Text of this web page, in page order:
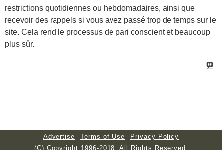
restrictions quotidiennes ou hebdomadaires, ainsi que
recevoir des rappels si vous avez passé trop de temps sur le
site. Cela rend le processus de pari conscient et beaucoup
plus sûr.
Advertise Terms of Use
Privacy Policy
(C) Copyright 1996-2018. All Rights Reserved.